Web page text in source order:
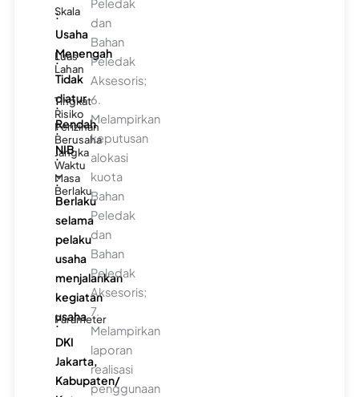
Skala
:
Usaha
Menengah
Luas
Lahan
:
Tidak
diatur
Tingkat
Risiko
:
Rendah
Perizinan
Berusaha
:
NIB
Jangka
Waktu
:
-
Masa
Berlaku
:
Berlaku
selama
pelaku
usaha
menjalankan
kegiatan
usaha
Parameter
:
DKI
Jakarta,
Kabupaten/
Peledak
dan
Bahan
Peledak
Aksesoris;
6.
Melampirkan
keputusan
alokasi
kuota
Bahan
Peledak
dan
Bahan
Peledak
Aksesoris;
7.
Melampirkan
laporan
realisasi
penggunaan